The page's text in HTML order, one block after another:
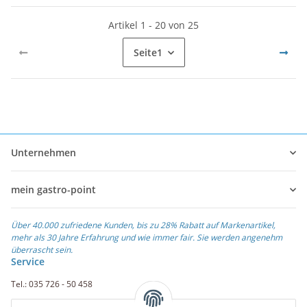
Artikel 1 - 20 von 25
Seite1
Unternehmen
mein gastro-point
Über 40.000 zufriedene Kunden, bis zu 28% Rabatt auf Markenartikel,
mehr als 30 Jahre Erfahrung und wie immer fair. Sie werden angenehm
überrascht sein.
Service
Tel.: 035 726 - 50 458